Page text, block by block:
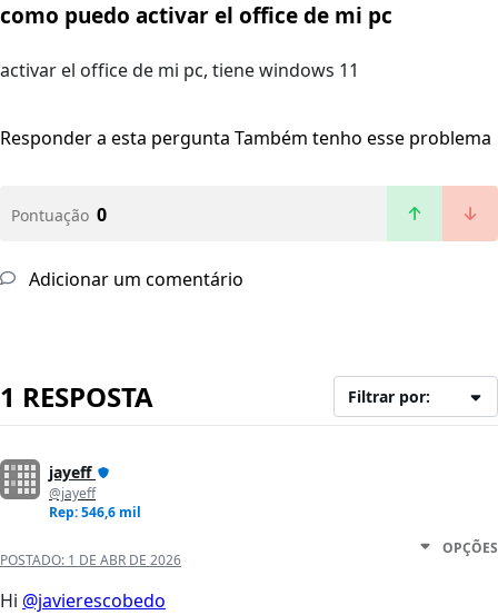
como puedo activar el office de mi pc
activar el office de mi pc, tiene windows 11
Responder a esta pergunta Também tenho esse problema
Pontuação 0
Adicionar um comentário
1 RESPOSTA Filtrar por:
jayeff
@jayeff
Rep: 546,6 mil
POSTADO: 1 DE ABR DE 2026
OPÇÕES
Hi @javierescobedo